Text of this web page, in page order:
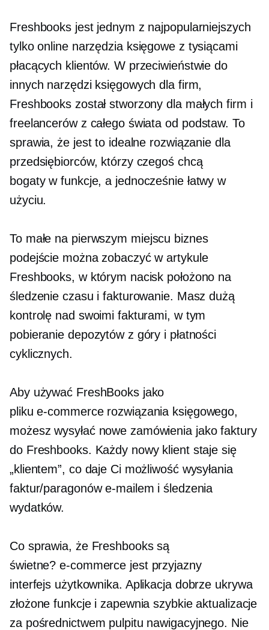
Freshbooks jest jednym z najpopularniejszych
tylko onlinenarzędzia księgowe z tysiącami
płacących klientów. W przeciwieństwie do
innych narzędzi księgowych dla firm,
Freshbooks został stworzony dla małych firm i
freelancerów z całego świataod podstaw. To
sprawia, że ​​jest to idealne rozwiązanie dla
przedsiębiorców, którzy czegoś chcą
bogaty w funkcje, a jednocześnie łatwy w
użyciu.
To małe na pierwszym miejscu biznes
podejście można zobaczyć w artykule
Freshbooks, w którym nacisk położono na
śledzenie czasu i fakturowanie. Masz dużą
kontrolę nad swoimi fakturami, w tym
pobieranie depozytów z góry i płatności
cyklicznych.
Aby używać FreshBooks jako
plikue-commercerozwiązania księgowego,
możesz wysyłać nowe zamówienia jako faktury
do Freshbooks. Każdy nowy klient staje się
„klientem”, co daje Ci możliwość wysyłania
faktur/paragonów e-mailem i śledzenia
wydatków.
Co sprawia, że ​​Freshbooks są
świetne?e-commerce jest przyjazny
interfejs użytkownika. Aplikacja dobrze ukrywa
złożone funkcje i zapewnia szybkie aktualizacje
za pośrednictwem pulpitu nawigacyjnego. Nie